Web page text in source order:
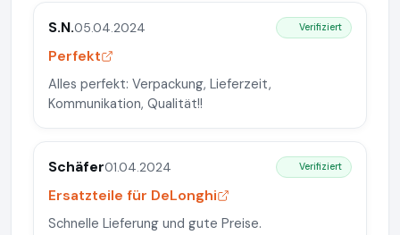
S.N.05.04.2024 Verifiziert
Perfekt
Alles perfekt: Verpackung, Lieferzeit,
Kommunikation, Qualität!!
Schäfer01.04.2024 Verifiziert
Ersatzteile für DeLonghi
Schnelle Lieferung und gute Preise.